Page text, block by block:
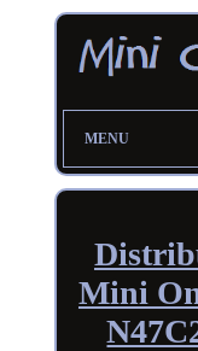
MENU
Mini